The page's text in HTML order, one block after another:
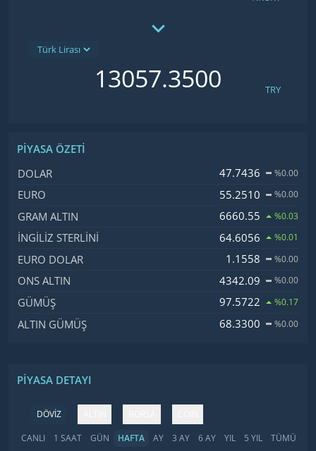
TRY
PIYASA ÖZETI
İsim, Kod
DOLAR 47.7436 %0.00
EURO 55.2510 %0.00
GRAM ALTIN 6660.55 %0.03
İNGILIZ STERLINI 64.6056 %0.01
EURO DOLAR 1.1558 %0.00
ONS ALTIN 4342.09 %0.00
GÜMÜŞ 97.5722 %0.17
ALTIN GÜMÜŞ 68.3300 %0.00
PIYASA DETAYI
DÖVİZ
CANLI
1 SAAT GÜN HAFTA AY 3 AY 6 AY YIL 5 YIL TÜMÜ